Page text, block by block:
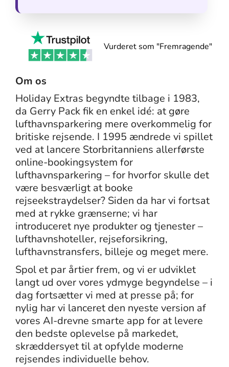
Vurderet som "Fremragende"
Om os
Holiday Extras begyndte tilbage i 1983,
da Gerry Pack fik en enkel idé: at gøre
lufthavnsparkering mere overkommelig for
britiske rejsende. I 1995 ændrede vi spillet
ved at lancere Storbritanniens allerførste
online-bookingsystem for
lufthavnsparkering – for hvorfor skulle det
være besværligt at booke
rejseekstraydelser? Siden da har vi fortsat
med at rykke grænserne; vi har
introduceret nye produkter og tjenester –
lufthavnshoteller, rejseforsikring,
lufthavnstransfers, billeje og meget mere.
Spol et par årtier frem, og vi er udviklet
langt ud over vores ydmyge begyndelse – i
dag fortsætter vi med at presse på; for
nylig har vi lanceret den nyeste version af
vores AI-drevne smarte app for at levere
den bedste oplevelse på markedet,
skræddersyet til at opfylde moderne
rejsendes individuelle behov.